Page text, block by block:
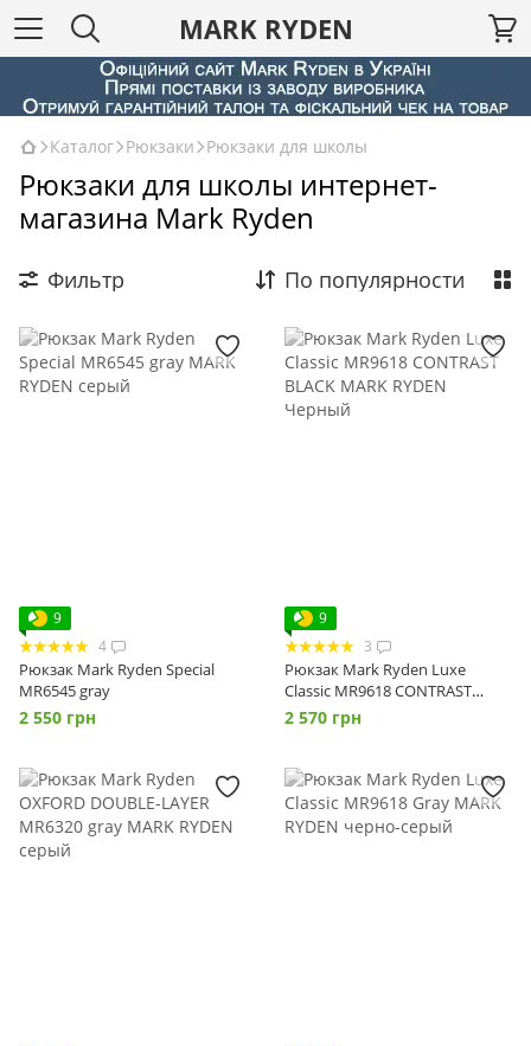
MARK RYDEN
Каталог Рюкзаки Рюкзаки для школы
Рюкзаки для школы интернет-
магазина Mark Ryden
Фильтр По популярности
9
4
Рюкзак Mark Ryden Special
MR6545 gray
2 550 грн
9
3
Рюкзак Mark Ryden Luxe
Classic MR9618 CONTRAST
BLACK
2 570 грн